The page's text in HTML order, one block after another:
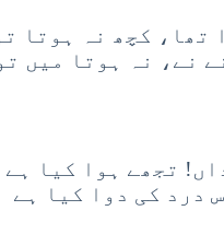
تھا، کچھ نہ ہوتا
نے، نہ ہوتا میں
تجھے ہوا کیا ہے
درد کی دوا کیا ہے